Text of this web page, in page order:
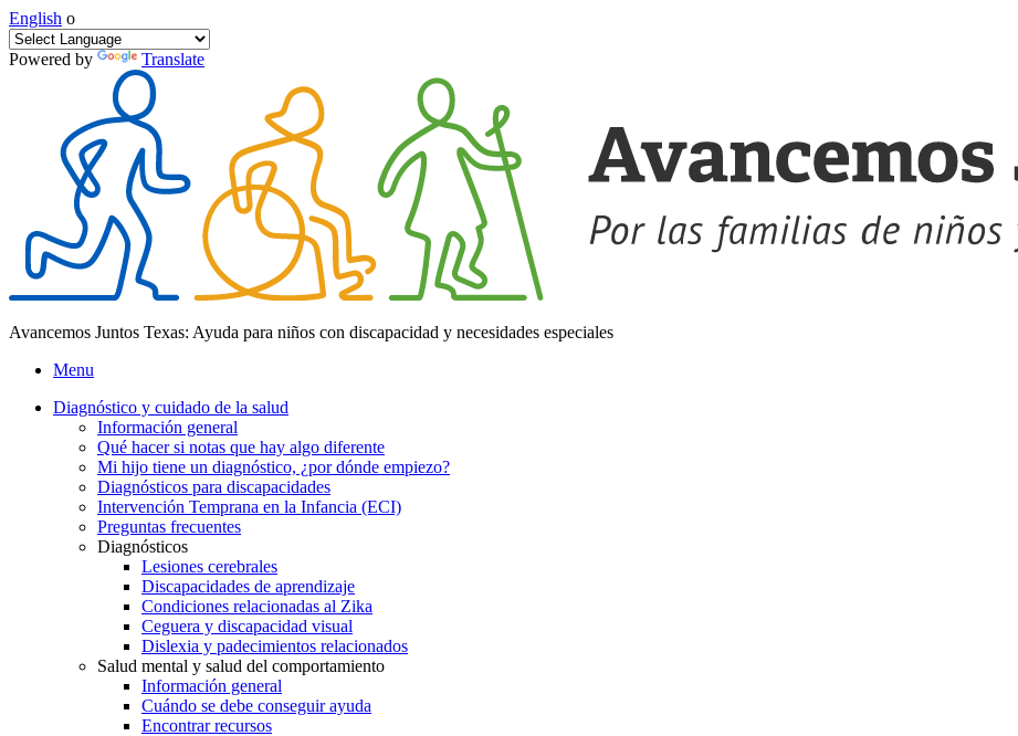
English o
Powered by Translate
Avancemos Juntos Texas: Ayuda para niños con discapacidad y necesidades especiales
Menu
Diagnóstico y cuidado de la salud
Información general
Qué hacer si notas que hay algo diferente
Mi hijo tiene un diagnóstico, ¿por dónde empiezo?
Diagnósticos para discapacidades
Intervención Temprana en la Infancia (ECI)
Preguntas frecuentes
Diagnósticos
Lesiones cerebrales
Discapacidades de aprendizaje
Condiciones relacionadas al Zika
Ceguera y discapacidad visual
Dislexia y padecimientos relacionados
Salud mental y salud del comportamiento
Información general
Cuándo se debe conseguir ayuda
Encontrar recursos